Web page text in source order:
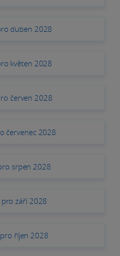
duben 2028
květen 2028
červen 2028
červenec 2028
srpen 2028
září 2028
říjen 2028